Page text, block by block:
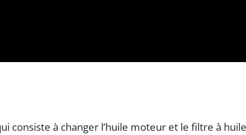
consiste à changer l’huile moteur et le filtre à